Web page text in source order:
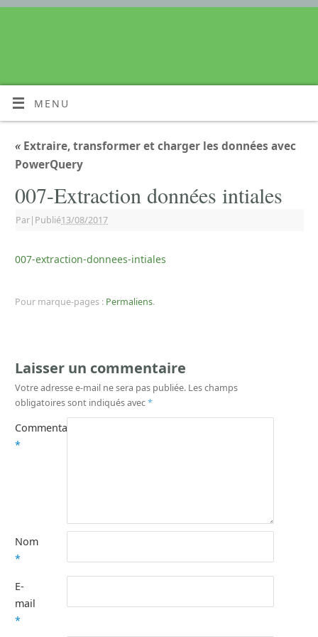
MENU
« Extraire, transformer et charger les données avec
PowerQuery
007-Extraction données intiales
Par| Publié13/08/2017
007-extraction-donnees-intiales
Pour marque-pages : Permaliens.
Laisser un commentaire
Votre adresse e-mail ne sera pas publiée. Les champs
obligatoires sont indiqués avec*
Commentaire
*
Nom
*
E-
mail
*